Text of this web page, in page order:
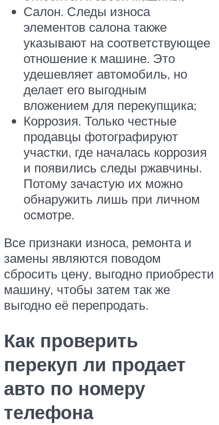
Салон. Следы износа
элементов салона также
указывают на соответствующее
отношение к машине. Это
удешевляет автомобиль, но
делает его выгодным
вложением для перекупщика;
Коррозия. Только честные
продавцы фотографируют
участки, где началась коррозия
и появились следы ржавчины.
Потому зачастую их можно
обнаружить лишь при личном
осмотре.
Все признаки износа, ремонта и
замены являются поводом
сбросить цену, выгодно приобрести
машину, чтобы затем так же
выгодно её перепродать.
Как проверить
перекуп ли продает
авто по номеру
телефона